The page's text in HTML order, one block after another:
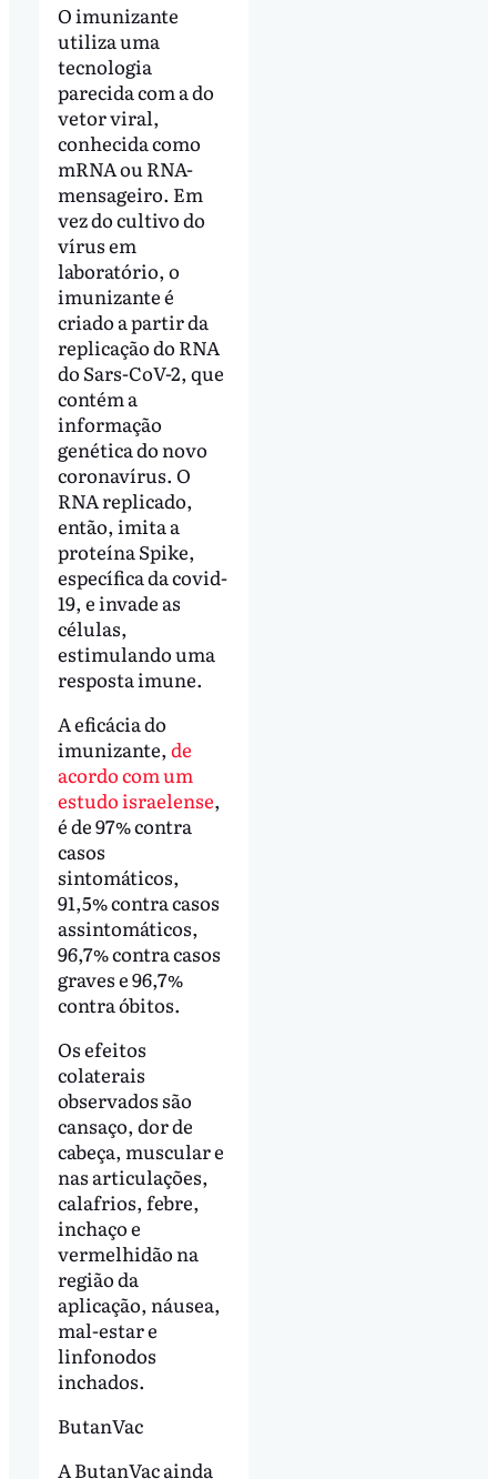
O imunizante
utiliza uma
tecnologia
parecida com a do
vetor viral,
conhecida como
mRNA ou RNA-
mensageiro. Em
vez do cultivo do
vírus em
laboratório, o
imunizante é
criado a partir da
replicação do RNA
do Sars-CoV-2, que
contém a
informação
genética do novo
coronavírus. O
RNA replicado,
então, imita a
proteína Spike,
específica da covid-
19, e invade as
células,
estimulando uma
resposta imune.
A eficácia do
imunizante, de
acordo com um
estudo israelense,
é de 97% contra
casos
sintomáticos,
91,5% contra casos
assintomáticos,
96,7% contra casos
graves e 96,7%
contra óbitos.
Os efeitos
colaterais
observados são
cansaço, dor de
cabeça, muscular e
nas articulações,
calafrios, febre,
inchaço e
vermelhidão na
região da
aplicação, náusea,
mal-estar e
linfonodos
inchados.
ButanVac
A ButanVac ainda